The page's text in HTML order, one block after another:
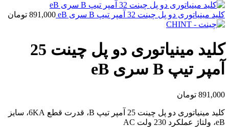
کلید مینیاتوری دو پل چینت 32 آمپر تیپ B سری eB 891,000 تومان
کلید مینیاتوری دو پل چینت 25
آمپر تیپ B سری eB
891,000 تومان
کلید مینیاتوری دو پل چینت 25 آمپر تیپ B، قدرت قطع 6KA، سایز
eB، ولتاژ عملکرد 230 ولت AC